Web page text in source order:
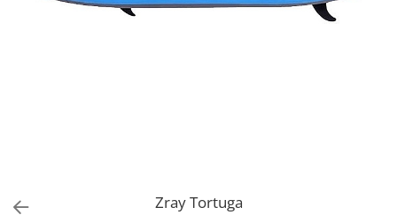
Șosete, mănuși, căciuli neopren
Zray Tortuga